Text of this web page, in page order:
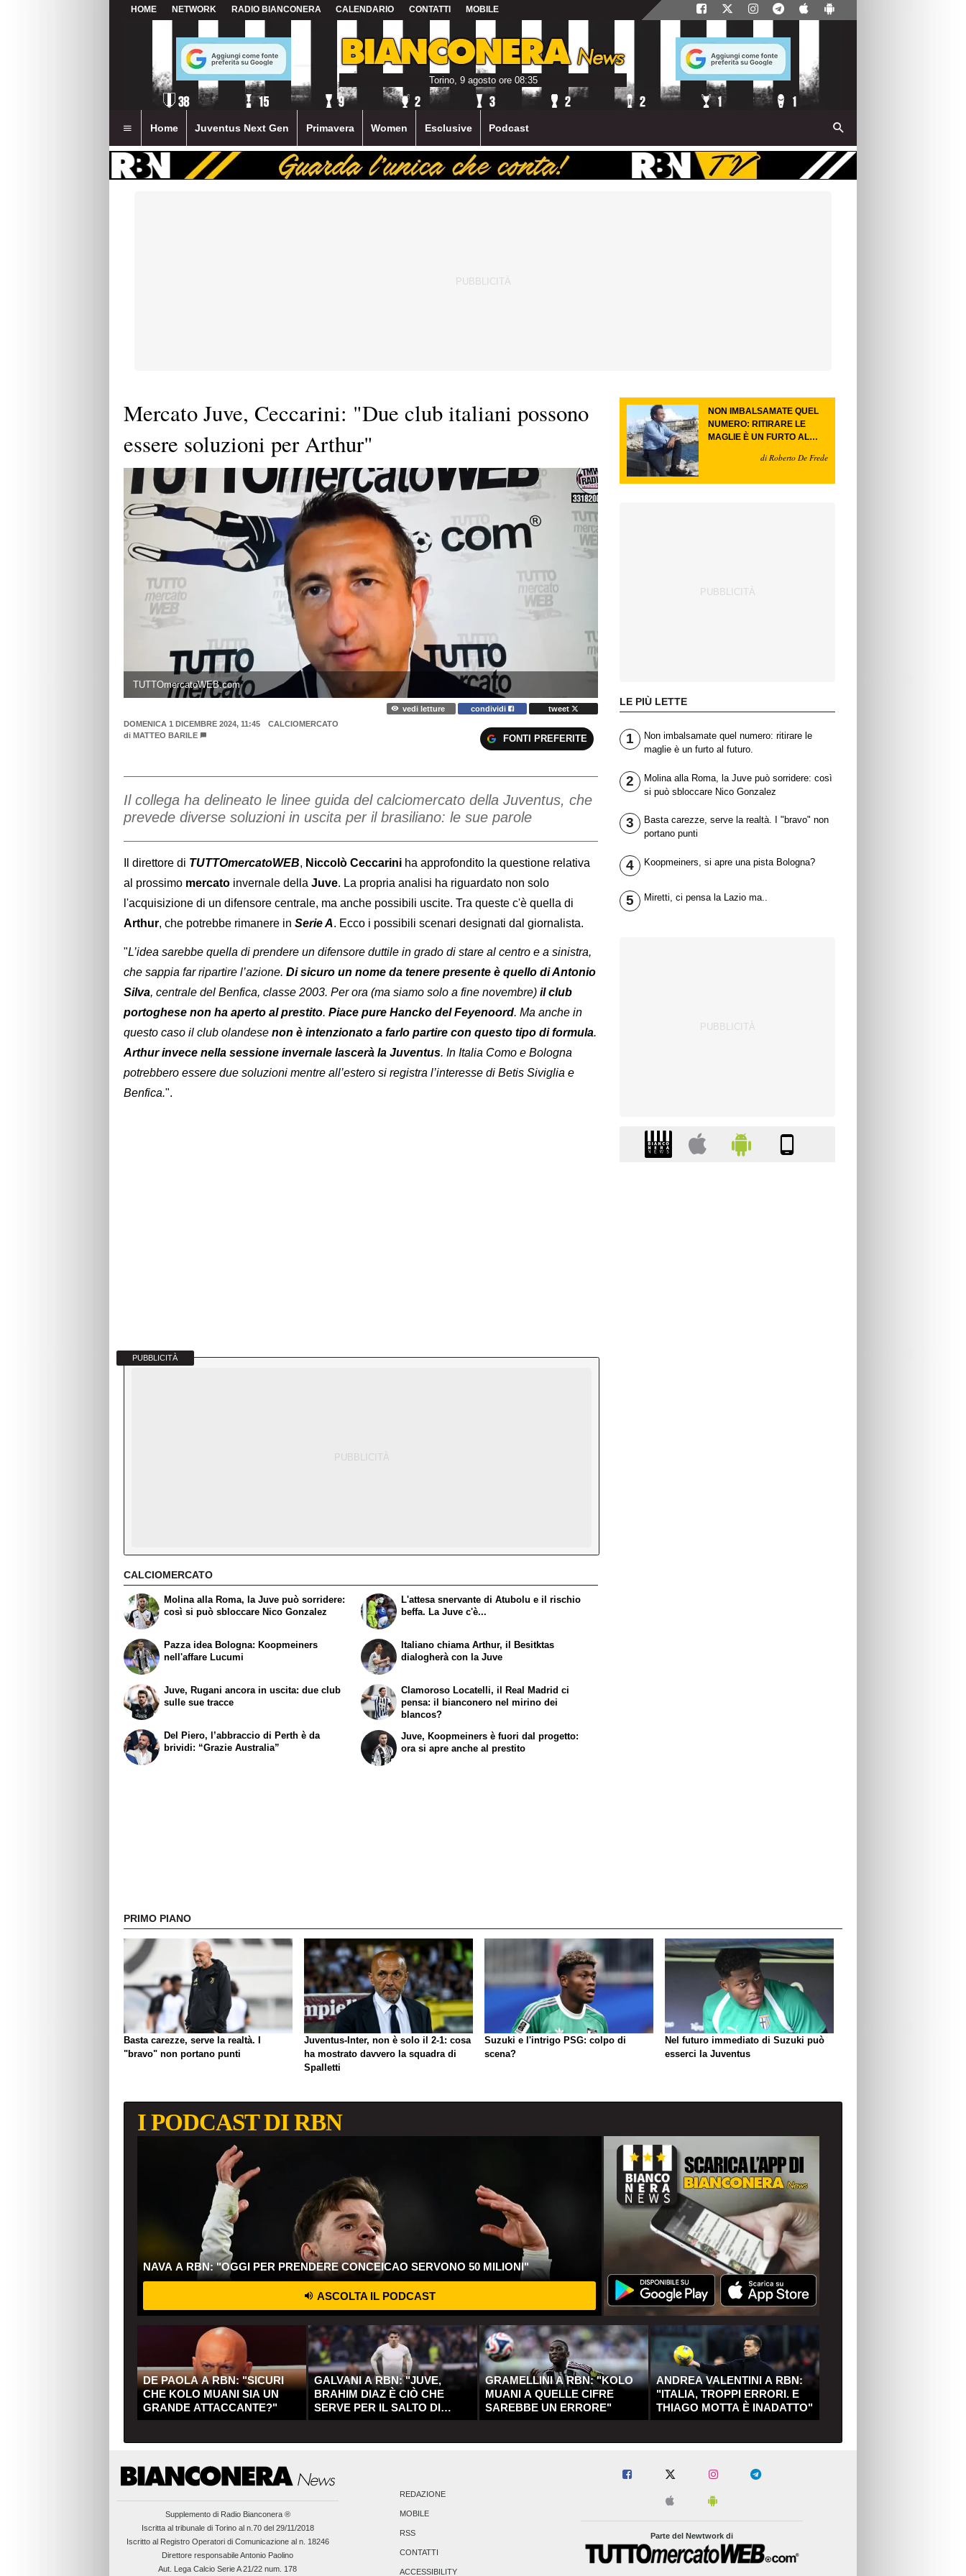
HOME NETWORK RADIO BIANCONERA CALENDARIO CONTATTI MOBILE
Torino, 9 agosto ore 08:35
Home Juventus Next Gen Primavera Women Esclusive Podcast
Mercato Juve, Ceccarini: "Due club italiani possono
essere soluzioni per Arthur"
TUTTOmercatoWEB.com
vedi letture condividi
tweet
DOMENICA 1 DICEMBRE 2024, 11:45
CALCIOMERCATO
di MATTEO BARILE FONTI PREFERITE
Il collega ha delineato le linee guida del calciomercato della Juventus, che
prevede diverse soluzioni in uscita per il brasiliano: le sue parole
Il direttore di TUTTOmercatoWEB, Niccolò Ceccarini ha approfondito la questione relativa
al prossimo mercato invernale della Juve. La propria analisi ha riguardato non solo
l'acquisizione di un difensore centrale, ma anche possibili uscite. Tra queste c'è quella di
Arthur, che potrebbe rimanere in Serie A. Ecco i possibili scenari designati dal giornalista.
"L’idea sarebbe quella di prendere un difensore duttile in grado di stare al centro e a sinistra,
che sappia far ripartire l’azione. Di sicuro un nome da tenere presente è quello di Antonio
Silva, centrale del Benfica, classe 2003. Per ora (ma siamo solo a fine novembre) il club
portoghese non ha aperto al prestito. Piace pure Hancko del Feyenoord. Ma anche in
questo caso il club olandese non è intenzionato a farlo partire con questo tipo di formula.
Arthur invece nella sessione invernale lascerà la Juventus. In Italia Como e Bologna
potrebbero essere due soluzioni mentre all’estero si registra l’interesse di Betis Siviglia e
Benfica.".
PUBBLICITÀ
CALCIOMERCATO
Molina alla Roma, la Juve può sorridere:
così si può sbloccare Nico Gonzalez
Pazza idea Bologna: Koopmeiners
nell'affare Lucumi
L'attesa snervante di Atubolu e il rischio
beffa. La Juve c'è...
Italiano chiama Arthur, il Besitktas
dialogherà con la Juve
Juve, Rugani ancora in uscita: due club
sulle sue tracce
Del Piero, l’abbraccio di Perth è da
brividi: “Grazie Australia”
Clamoroso Locatelli, il Real Madrid ci
pensa: il bianconero nel mirino dei
blancos?
Juve, Koopmeiners è fuori dal progetto:
ora si apre anche al prestito
NON IMBALSAMATE QUEL
NUMERO: RITIRARE LE
MAGLIE È UN FURTO AL
di Roberto De Frede
LE PIÙ LETTE
1
Non imbalsamate quel numero: ritirare le
maglie è un furto al futuro.
2
Molina alla Roma, la Juve può sorridere: così
si può sbloccare Nico Gonzalez
3
Basta carezze, serve la realtà. I "bravo" non
portano punti
4 Koopmeiners, si apre una pista Bologna?
5 Miretti, ci pensa la Lazio ma..
PRIMO PIANO
Basta carezze, serve la realtà. I
"bravo" non portano punti
Juventus-Inter, non è solo il 2-1: cosa
ha mostrato davvero la squadra di
Spalletti
Suzuki e l'intrigo PSG: colpo di
scena?
Nel futuro immediato di Suzuki può
esserci la Juventus
I PODCAST DI RBN
NAVA A RBN: "OGGI PER PRENDERE CONCEICAO SERVONO 50 MILIONI"
ASCOLTA IL PODCAST
DE PAOLA A RBN: "SICURI
CHE KOLO MUANI SIA UN
GRANDE ATTACCANTE?"
GALVANI A RBN: "JUVE,
BRAHIM DIAZ È CIÒ CHE
SERVE PER IL SALTO DI
QUALITÀ"
GRAMELLINI A RBN: "KOLO
MUANI A QUELLE CIFRE
SAREBBE UN ERRORE"
ANDREA VALENTINI A RBN:
"ITALIA, TROPPI ERRORI. E
THIAGO MOTTA È INADATTO"
Supplemento di Radio Bianconera ®
Iscritta al tribunale di Torino al n.70 del 29/11/2018
Iscritto al Registro Operatori di Comunicazione al n. 18246
Direttore responsabile Antonio Paolino
Aut. Lega Calcio Serie A 21/22 num. 178
REDAZIONE
MOBILE
RSS
CONTATTI
ACCESSIBILITY
Parte del Newtwork di